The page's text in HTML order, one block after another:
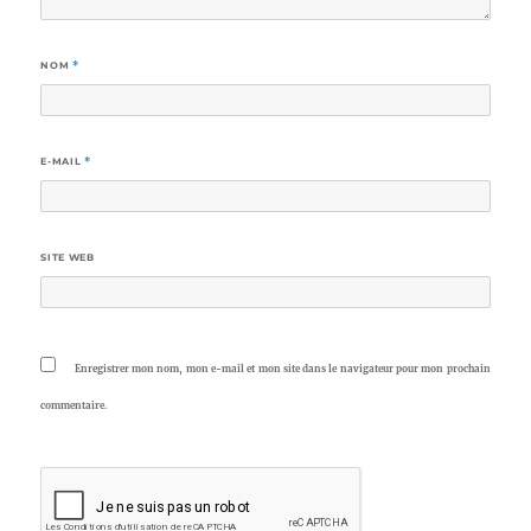
NOM *
E-MAIL *
SITE WEB
Enregistrer mon nom, mon e-mail et mon site dans le navigateur pour mon prochain
commentaire.